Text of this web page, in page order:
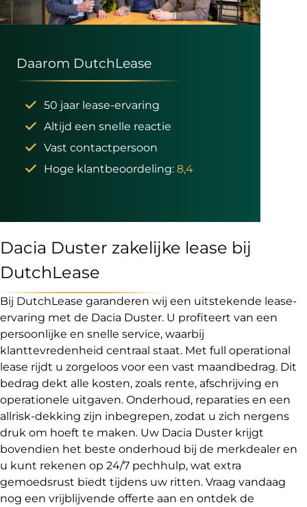
Dacia Duster zakelijke lease bij
DutchLease
Bij DutchLease garanderen wij een uitstekende lease-
ervaring met de Dacia Duster. U profiteert van een
persoonlijke en snelle service, waarbij
klanttevredenheid centraal staat. Met full operational
lease rijdt u zorgeloos voor een vast maandbedrag. Dit
bedrag dekt alle kosten, zoals rente, afschrijving en
operationele uitgaven. Onderhoud, reparaties en een
allrisk-dekking zijn inbegrepen, zodat u zich nergens
druk om hoeft te maken. Uw Dacia Duster krijgt
bovendien het beste onderhoud bij de merkdealer en
u kunt rekenen op 24/7 pechhulp, wat extra
gemoedsrust biedt tijdens uw ritten. Vraag vandaag
nog een vrijblijvende offerte aan en ontdek de
Daarom DutchLease
50 jaar lease-ervaring
Altijd een snelle reactie
Vast contactpersoon
Hoge klantbeoordeling: 8,4